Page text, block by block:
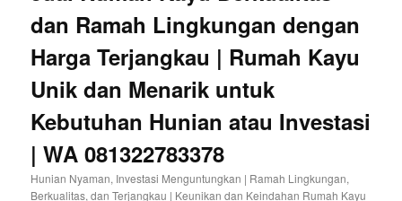
dan Ramah Lingkungan dengan
Harga Terjangkau | Rumah Kayu
Unik dan Menarik untuk
Kebutuhan Hunian atau Investasi
| WA 081322783378
Hunian Nyaman, Investasi Menguntungkan | Ramah Lingkungan,
Berkualitas, dan Terjangkau | Keunikan dan Keindahan Rumah Kayu